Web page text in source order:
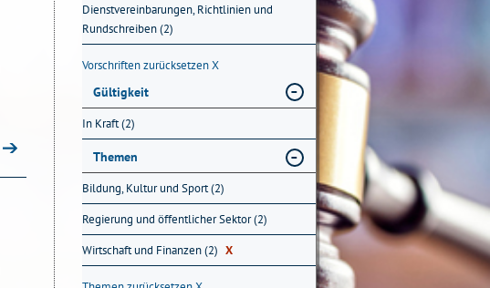
Dienstvereinbarungen, Richtlinien und
Rundschreiben (2)
Vorschriften zurücksetzenX
Gültigkeit
In Kraft (2)
Themen
Bildung, Kultur und Sport (2)
Regierung und öffentlicher Sektor (2)
Wirtschaft und Finanzen (2) X